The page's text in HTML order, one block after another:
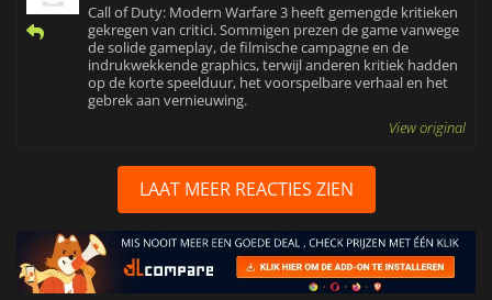
Call of Duty: Modern Warfare 3 heeft gemengde kritieken
gekregen van critici. Sommigen prezen de game vanwege
de solide gameplay, de filmische campagne en de
indrukwekkende graphics, terwijl anderen kritiek hadden
op de korte speelduur, het voorspelbare verhaal en het
gebrek aan vernieuwing.
View original
LAAT MEER REACTIES ZIEN